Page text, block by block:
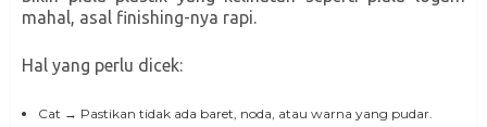
mahal, asal finishing-nya rapi.
Hal yang perlu dicek:
Cat → Pastikan tidak ada baret, noda, atau warna yang pudar.